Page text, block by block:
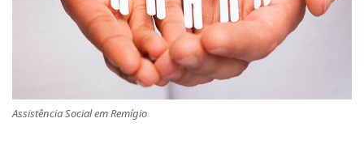
Assistência Social em Remígio